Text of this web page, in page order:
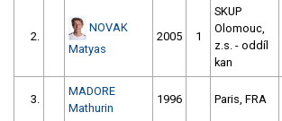
2.
NOVAK
Matyas
2005 1
SKUP
Olomouc,
z.s. - oddíl
kan
3.
MADORE
Mathurin
1996 Paris, FRA